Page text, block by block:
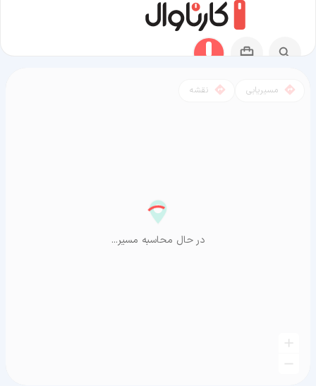
مسیریابی نقشه
در حال محاسبه مسیر...